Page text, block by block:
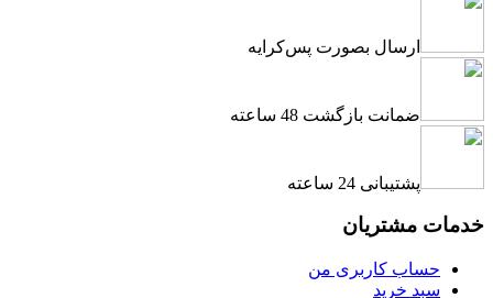
ارسال بصورت پس‌کرایه
ضمانت بازگشت 48 ساعته
پشتیبانی 24 ساعته
خدمات مشتریان
حساب کاربری من
سبد خرید